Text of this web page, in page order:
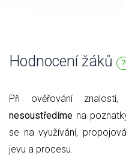
Hodnocení žáků ?
Při ověřování
nesoustředíme na
se na využívání,
jevu a procesu.